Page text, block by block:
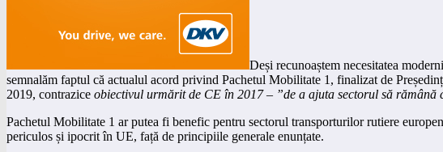
Deși recunoaștem necesitatea
semnalăm faptul că actualul acord privind Pachetul Mobilitate 1, finalizat de
2019, contrazice obiectivul urmărit de CE în 2017– ”de a ajuta sectorul să
Pachetul Mobilitate 1 ar putea fi benefic pentru sectorul transporturilor rutiere
periculos și ipocrit în UE, față de principiile generale enunțate.